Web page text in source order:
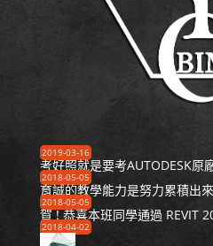
2019-03-16
考好照就是要考AUTODESK原
2018-05-05
育誠的教學能力是努力累積出
2018-05-05
賀 ! 恭喜本班同學通過 REVIT
2018-04-02